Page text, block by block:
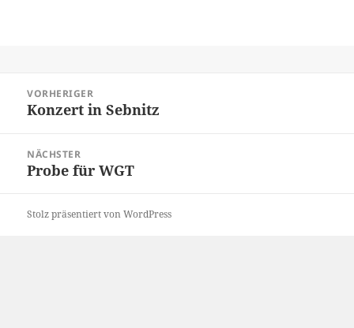
VORHERIGER
Vorheriger
Konzert in Sebnitz
NÄCHSTER
Nächster
Probe für WGT
Stolz präsentiert von WordPress